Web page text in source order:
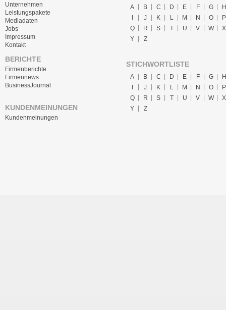
Unternehmen
Leistungspakete
Mediadaten
Jobs
Impressum
Kontakt
BERICHTE
Firmenberichte
Firmennews
BusinessJournal
KUNDENMEINUNGEN
Kundenmeinungen
A B C D E F G
H
I
J K L M N O
P
Q
R S T U V W
X
Y
Z
STICHWORTLISTE
A B C D E F G
H
J K L M N O
P
Q
R S T U V W
X
Y
Z